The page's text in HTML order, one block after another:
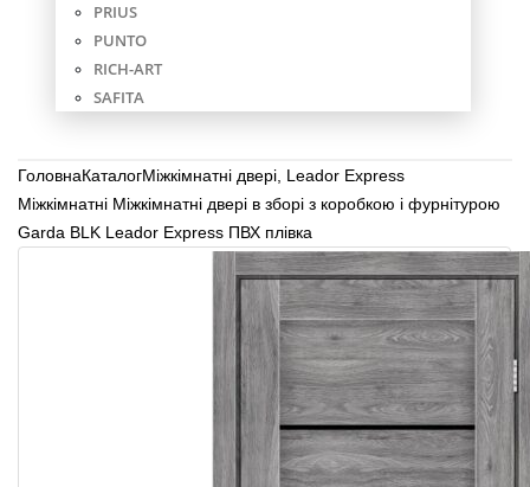
PRIUS
PUNTO
RICH-ART
SAFITA
ГоловнаКаталогМіжкімнатні двері Leador Express
Міжкімнатні Міжкімнатні двері в зборі з коробкою і фурнітурою
Garda BLK Leador Express ПВХ плівка